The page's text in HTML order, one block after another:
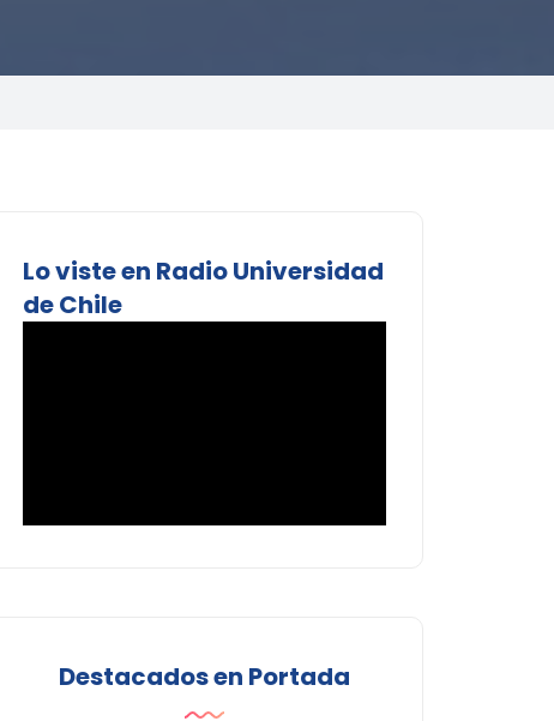
Lo viste en Radio Universidad
de Chile
Destacados en Portada